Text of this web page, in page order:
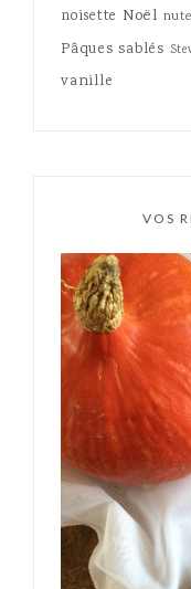
noisette Noël
Pâques sablés
vanille
VOS